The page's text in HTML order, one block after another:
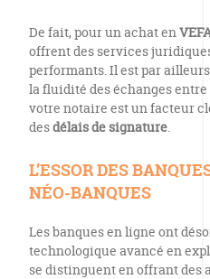
De fait, pour un achat en
offrent des services
performants. Il est par
la fluidité des échanges
votre notaire est un facteur
desdélais de signature.
L’ESSOR DES
NÉO-BANQUES
Les banques en ligne ont
technologique avancé en
se distinguent en offrant des